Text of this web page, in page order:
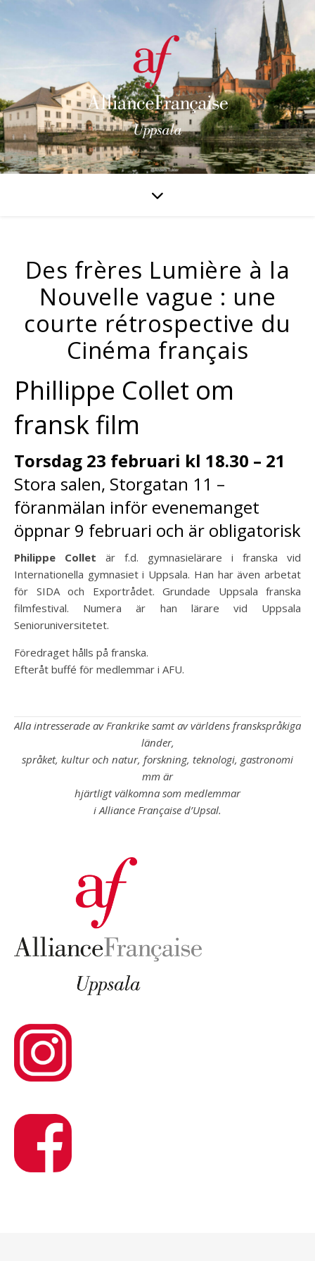
Des frères Lumière à la
Nouvelle vague : une
courte rétrospective du
Cinéma français
Phillippe Collet om
fransk film
Torsdag 23 februari kl 18.30 – 21
Stora salen, Storgatan 11 –
föranmälan inför evenemanget
öppnar 9 februari och är obligatorisk
Philippe Collet är f.d. gymnasielärare i franska vid
Internationella gymnasiet i Uppsala. Han har även arbetat
för SIDA och Exportrådet. Grundade Uppsala franska
filmfestival. Numera är han lärare vid Uppsala
Senioruniversitetet.
Föredraget hålls på franska.
Efteråt buffé för medlemmar i AFU.
Alla intresserade av Frankrike samt av världens franskspråkiga
länder,
språket, kultur och natur, forskning, teknologi, gastronomi
mm är
hjärtligt välkomna som medlemmar
i Alliance Française d’Upsal.